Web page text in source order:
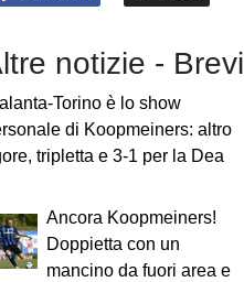
notizie - Brevi
Torino è lo show
di Koopmeiners: altro
tripletta e 3-1 per la Dea
Ancora Koopmeiners!
Doppietta con un
mancino da fuori area e